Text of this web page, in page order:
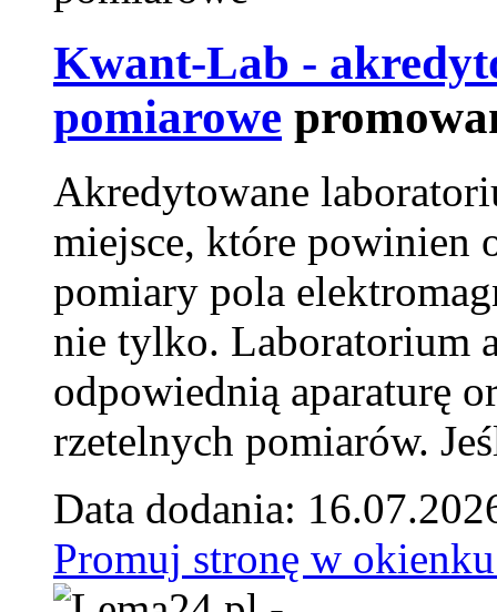
Kwant-Lab -
pomiarowe
Akredytowane
miejsce, które powinien
pomiary pola
nie tylko. Laboratorium
odpowiednią aparaturę
rzetelnych pomiarów.
Data dodania:
Promuj stronę w